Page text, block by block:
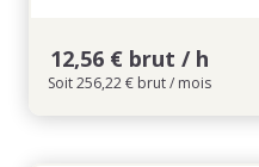
12,56 € brut / h
Soit 256,22 € brut / mois